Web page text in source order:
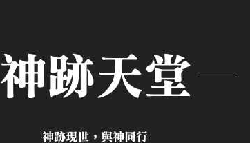
神跡天堂
神跡現世，與神同行